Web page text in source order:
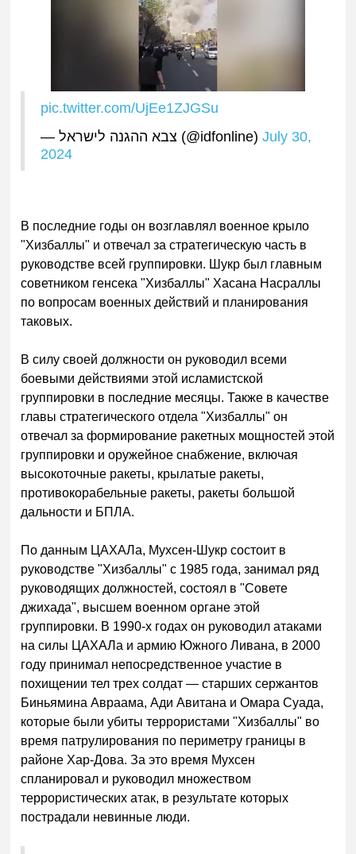
pic.twitter.com/UjEe1ZJGSu
— צבא ההגנה לישראל (@idfonline)July 30,
2024
В последние годы он возглавлял военное крыло
"Хизбаллы" и отвечал за стратегическую часть в
руководстве всей группировки. Шукр был главным
советником генсека "Хизбаллы" Хасана Насраллы
по вопросам военных действий и планирования
таковых.
В силу своей должности он руководил всеми
боевыми действиями этой исламистской
группировки в последние месяцы. Также в качестве
главы стратегического отдела "Хизбаллы" он
отвечал за формирование ракетных мощностей этой
группировки и оружейное снабжение, включая
высокоточные ракеты, крылатые ракеты,
противокорабельные ракеты, ракеты большой
дальности и БПЛА.
По данным ЦАХАЛа, Мухсен-Шукр состоит в
руководстве "Хизбаллы" с 1985 года, занимал ряд
руководящих должностей, состоял в "Совете
джихада", высшем военном органе этой
группировки. В 1990-х годах он руководил атаками
на силы ЦАХАЛа и армию Южного Ливана, в 2000
году принимал непосредственное участие в
похищении тел трех солдат — старших сержантов
Биньямина Авраама, Ади Авитана и Омара Суада,
которые были убиты террористами "Хизбаллы" во
время патрулирования по периметру границы в
районе Хар-Дова. За это время Мухсен
спланировал и руководил множеством
террористических атак, в результате которых
пострадали невинные люди.